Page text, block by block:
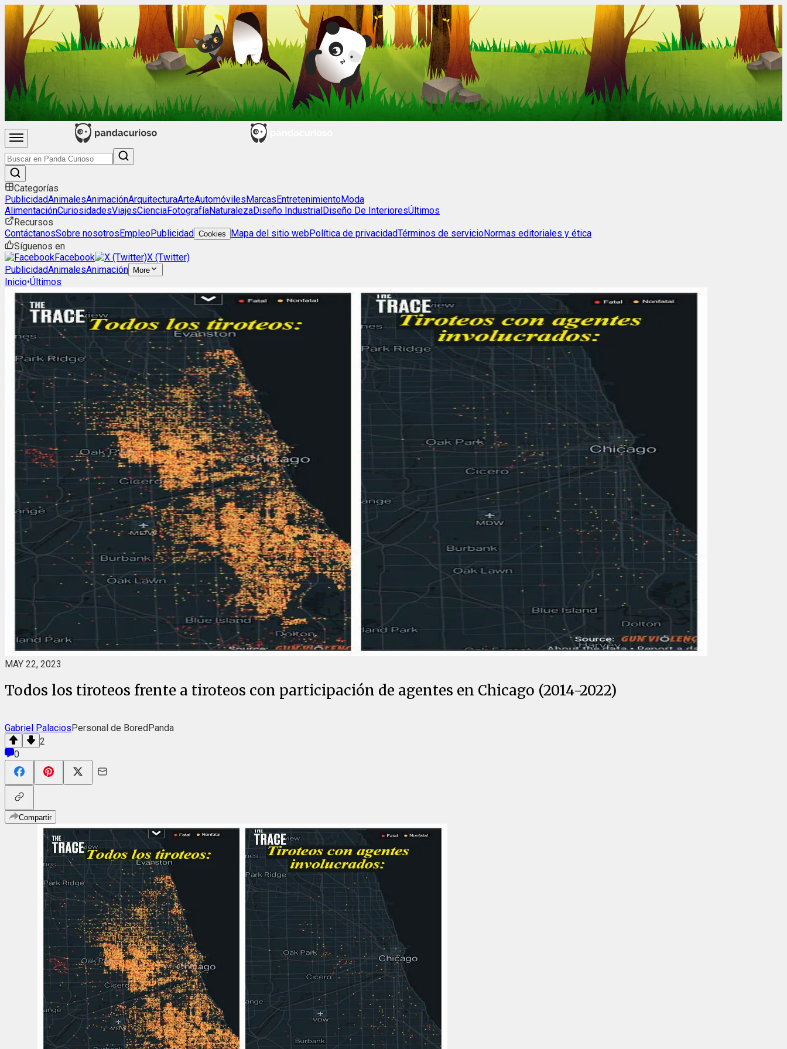
Categorías
PublicidadAnimalesAnimaciónArquitecturaArteAutomóvilesMarcasEntretenimientoModa
AlimentaciónCuriosidadesViajesCienciaFotografíaNaturalezaDiseño IndustrialDiseño De InterioresÚltimos
Recursos
ContáctanosSobre nosotrosEmpleoPublicidad Cookies Mapa del sitio webPolítica de privacidadTérminos de servicioNormas editoriales y ética
Síguenos en
Facebook
X (Twitter)
PublicidadAnimalesAnimación More
Inicio•Últimos
MAY 22, 2023
Todos los tiroteos frente a tiroteos con participación de agentes en Chicago (2014-2022)
Gabriel PalaciosPersonal de BoredPanda
2
0
Compartir